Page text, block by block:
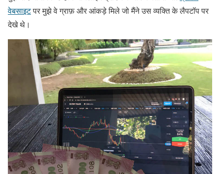
वेबसाइटपर मुझे वे ग्राफ़ और आंकड़े मिले जो मैंने उस व्यक्ति के लैपटॉप पर
देखे थे।